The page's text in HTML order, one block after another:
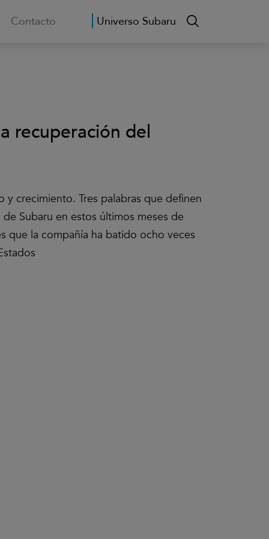
Contacto Universo Subaru
recuperación del
y crecimiento. Tres palabras que definen
Subaru en estos últimos meses de
que la compañía ha batido ocho veces